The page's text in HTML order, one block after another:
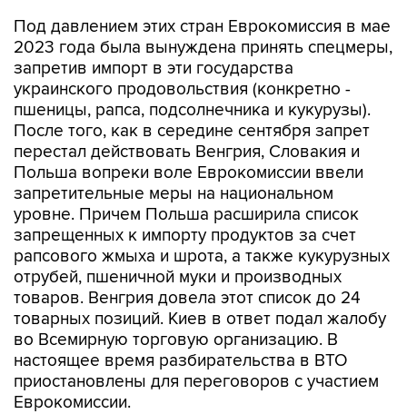
Под давлением этих стран Еврокомиссия в мае
2023 года была вынуждена принять спецмеры,
запретив импорт в эти государства
украинского продовольствия (конкретно -
пшеницы, рапса, подсолнечника и кукурузы).
После того, как в середине сентября запрет
перестал действовать Венгрия, Словакия и
Польша вопреки воле Еврокомиссии ввели
запретительные меры на национальном
уровне. Причем Польша расширила список
запрещенных к импорту продуктов за счет
рапсового жмыха и шрота, а также кукурузных
отрубей, пшеничной муки и производных
товаров. Венгрия довела этот список до 24
товарных позиций. Киев в ответ подал жалобу
во Всемирную торговую организацию. В
настоящее время разбирательства в ВТО
приостановлены для переговоров с участием
Еврокомиссии.